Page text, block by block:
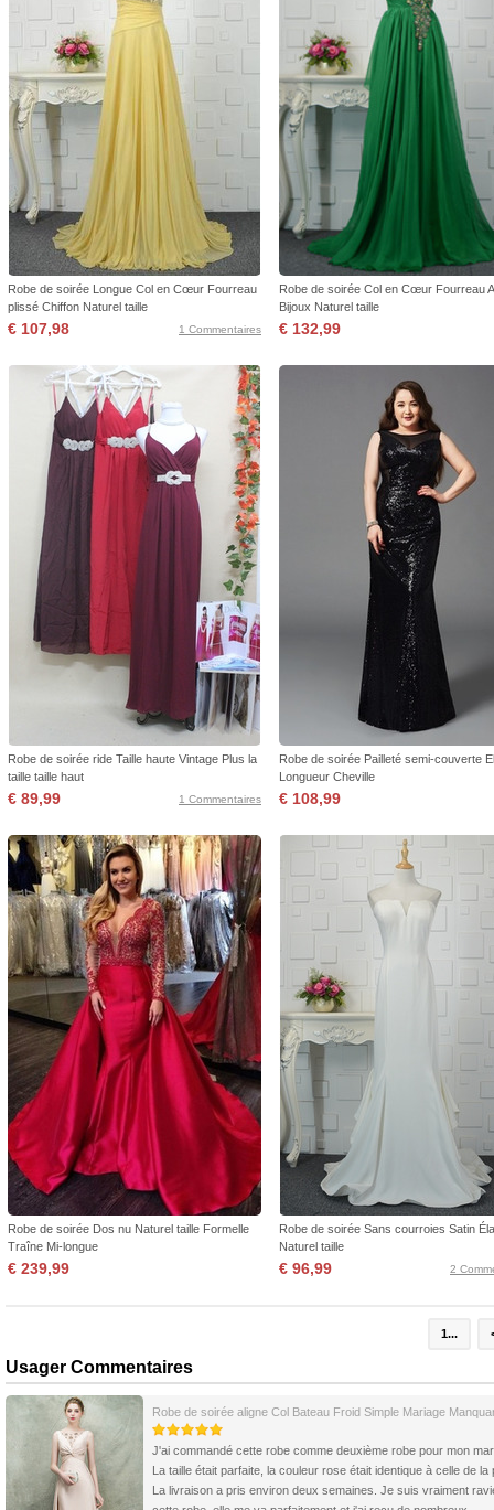
Robe de soirée Longue Col en Cœur Fourreau
plissé Chiffon Naturel taille
€ 107,98 1 Commentaires
Robe de soirée Col en Cœur Fourreau
Bijoux Naturel taille
€ 132,99
Robe de soirée ride Taille haute Vintage Plus la
taille taille haut
€ 89,99 1 Commentaires
Robe de soirée Pailleté semi-couverte
Longueur Cheville
€ 108,99
Robe de soirée Dos nu Naturel taille Formelle
Traîne Mi-longue
€ 239,99
Robe de soirée Sans courroies Satin
Naturel taille
€ 96,99 2
1...
Usager Commentaires
Robe de soirée aligne Col Bateau Froid Simple Mariage
J'ai commandé cette robe comme deuxième robe pour mon
La taille était parfaite, la couleur rose était identique à celle de la
La livraison a pris environ deux semaines. Je suis vraiment